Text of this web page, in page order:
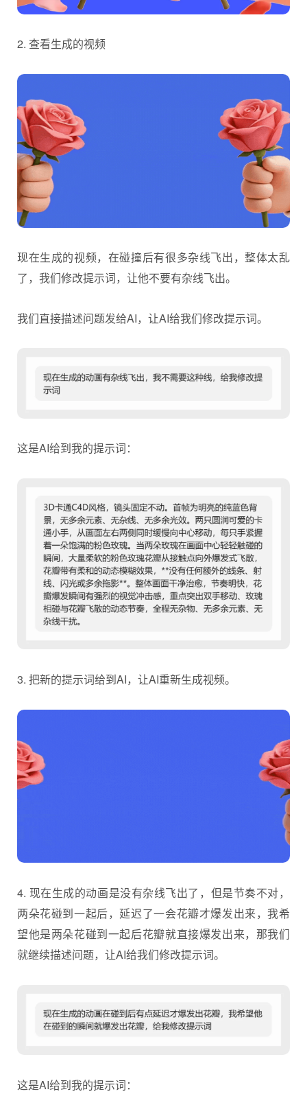
2. 查看生成的视频
现在生成的视频，在碰撞后有很多杂线飞出，整体太乱
了，我们修改提示词，让他不要有杂线飞出。
我们直接描述问题发给AI，让AI给我们修改提示词。
这是AI给到我的提示词：
3. 把新的提示词给到AI，让AI重新生成视频。
4. 现在生成的动画是没有杂线飞出了，但是节奏不对，
两朵花碰到一起后，延迟了一会花瓣才爆发出来，我希
望他是两朵花碰到一起后花瓣就直接爆发出来，那我们
就继续描述问题，让AI给我们修改提示词。
这是AI给到我的提示词：